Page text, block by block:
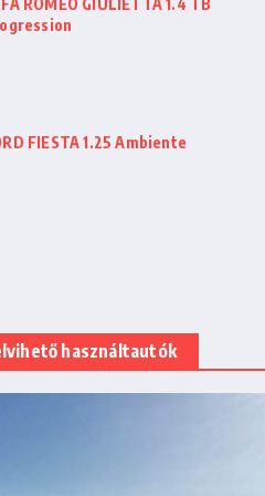
ROMEO GIULIETTA 1.4 TB
FIESTA 1.25 Ambiente
használtautók